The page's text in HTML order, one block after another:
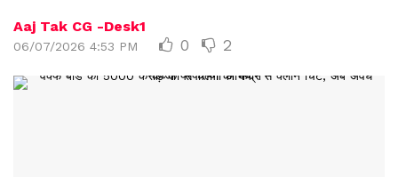
Aaj Tak CG -Desk1
06/07/2026 4:53 PM 0 2